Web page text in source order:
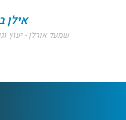
אילן
שמעד אורלן - יעוץ